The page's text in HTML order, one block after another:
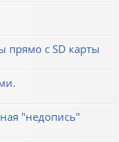
прямо с SD карты
"недопись"